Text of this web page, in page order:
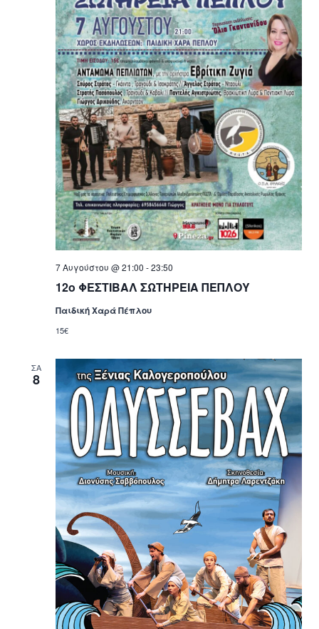
12ο ΦΕΣΤΙΒΑΛ ΣΩΤΗΡΕΙΑ ΠΕΠΛΟΥ
7 Αυγούστου @ 21:00 -23:50
Παιδική Χαρά Πέπλου
15€
ΣΑ
8